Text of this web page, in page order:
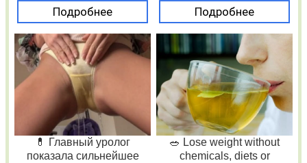
Подробнее Подробнее
💊 Главный уролог
показала сильнейшее
🥗 Lose weight without
chemicals, diets or